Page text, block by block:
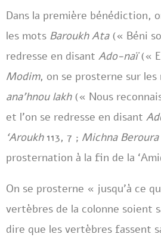
Dans la première bénédiction,
les mots Baroukh Ata(« Béni
redresse en disant Ado-naï(«
Modim, on se prosterne sur les
ana’hnou lakh(« Nous
et l’on se redresse en disant
‘Aroukh113, 7 ; Michna Beroura
prosternation à la fin de la
On se prosterne « jusqu’à ce
vertèbres de la colonne soient
dire que les vertèbres fassent